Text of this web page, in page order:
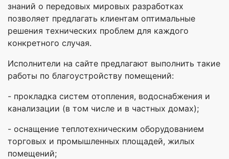
знаний о передовых мировых разработках
позволяет предлагать клиентам оптимальные
решения технических проблем для каждого
конкретного случая.
Исполнители на сайте предлагают выполнить такие
работы по благоустройству помещений:
- прокладка систем отопления, водоснабжения и
канализации (в том числе и в частных домах);
- оснащение теплотехническим оборудованием
торговых и промышленных площадей, жилых
помещений;